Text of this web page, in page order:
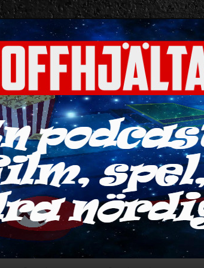
nördigheter